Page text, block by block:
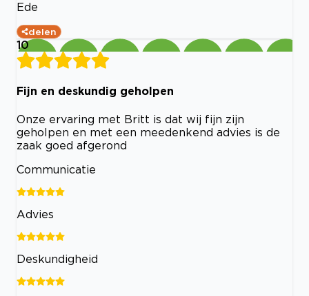
Ede
delen
10
Fijn en deskundig geholpen
Onze ervaring met Britt is dat wij fijn zijn
geholpen en met een meedenkend advies is de
zaak goed afgerond
Communicatie
Advies
Deskundigheid